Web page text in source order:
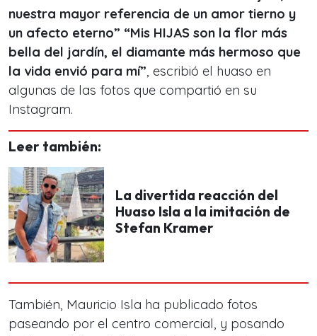
nuestra mayor referencia de un amor tierno y
un afecto eterno” “Mis HIJAS son la flor más
bella del jardín, el diamante más hermoso que
la vida envió para mí”, escribió el huaso en
algunas de las fotos que compartió en su
Instagram.
Leer también:
La divertida reacción del
Huaso Isla a la imitación de
Stefan Kramer
También, Mauricio Isla ha publicado fotos
paseando por el centro comercial, y posando